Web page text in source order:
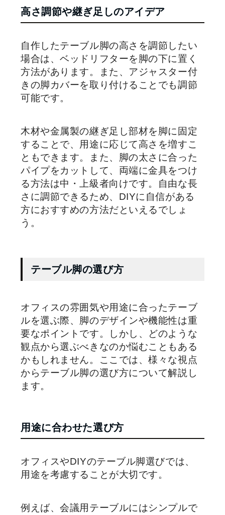
高さ調節や継ぎ足しのアイデア
自作したテーブル脚の高さを調節したい
場合は、ベッドリフターを脚の下に置く
方法があります。また、アジャスター付
きの脚カバーを取り付けることでも調節
可能です。
木材や金属製の継ぎ足し部材を脚に固定
することで、用途に応じて高さを増すこ
ともできます。また、脚の太さに合った
パイプをカットして、両端に金具をつけ
る方法は中・上級者向けです。自由な長
さに調節できるため、DIYに自信がある
方におすすめの方法だといえるでしょ
う。
テーブル脚の選び方
オフィスの雰囲気や用途に合ったテーブ
ルを選ぶ際、脚のデザインや機能性は重
要なポイントです。しかし、どのような
観点から選ぶべきなのか悩むこともある
かもしれません。ここでは、様々な視点
からテーブル脚の選び方について解説し
ます。
用途に合わせた選び方
オフィスやDIYのテーブル脚選びでは、
用途を考慮することが大切です。
例えば、会議用テーブルにはシンプルで